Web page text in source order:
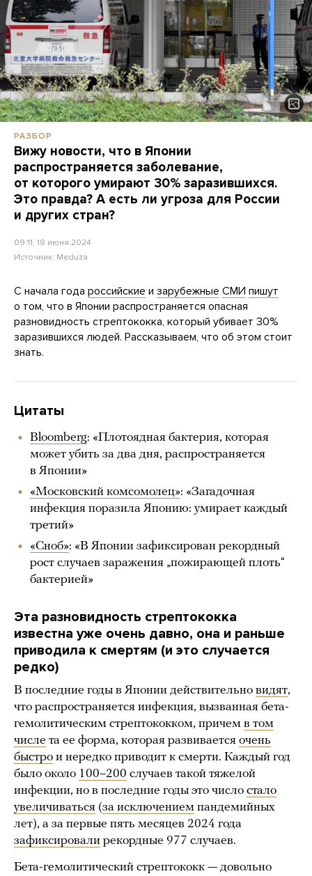
РАЗБОР
Вижу новости, что в Японии
распространяется заболевание,
от которого умирают 30% заразившихся.
Это правда? А есть ли угроза для России
и других стран?
09:11, 18 июня 2024
Источник: Meduza
С начала года российские и зарубежные СМИ пишут
о том, что в Японии распространяется опасная
разновидность стрептококка, который убивает 30%
заразившихся людей. Рассказываем, что об этом стоит
знать.
Цитаты
Bloomberg: «Плотоядная бактерия, которая
может убить за два дня, распространяется
в Японии»
«Московский комсомолец»: «Загадочная
инфекция поразила Японию: умирает каждый
третий»
«Сноб»: «В Японии зафиксирован рекордный
рост случаев заражения „пожирающей плоть“
бактерией»
Эта разновидность стрептококка
известна уже очень давно, она и раньше
приводила к смертям (и это случается
редко)
В последние годы в Японии действительно видят,
что распространяется инфекция, вызванная бета‎-
гемолитическим стрептококком, причем в том
числе та ее форма, которая развивается очень
быстро и нередко приводит к смерти. Каждый год
было около 100–200 случаев такой тяжелой
инфекции, но в последние годы это число стало
увеличиваться (за исключением пандемийных
лет), а за первые пять месяцев 2024 года
зафиксировали рекордные 977 случаев.
Бета-гемолитический стрептококк — довольно